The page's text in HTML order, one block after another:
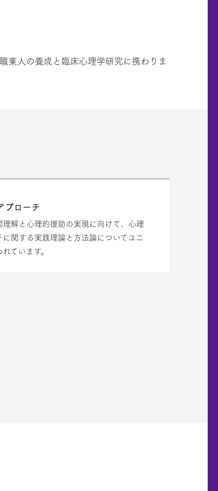
業人の養成と臨床心理学研究に携わりま
プローチ
解と心理的援助の実現に向けて、心理
関する実践理論と方法論についてユニ
ています。